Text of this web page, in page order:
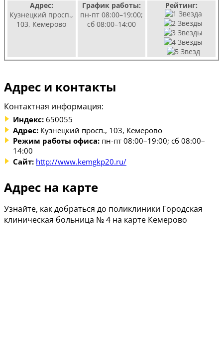
Адрес:
Кузнецкий просп.,
103, Кемерово
График работы:
пн-пт 08:00–19:00;
сб 08:00–14:00
Рейтинг:
Адрес и контакты
Контактная информация:
Индекс: 650055
Адрес: Кузнецкий просп., 103, Кемерово
Режим работы офиса: пн-пт 08:00–19:00; сб 08:00–
14:00
Сайт: http://www.kemgkp20.ru/
Адрес на карте
Узнайте, как добраться до поликлиники Городская
клиническая больница № 4 на карте Кемерово